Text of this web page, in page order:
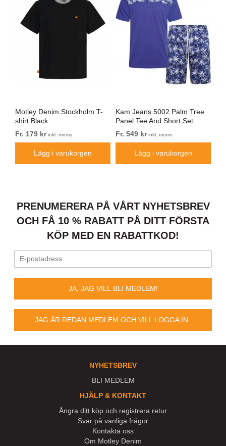
Motley Denim Stockholm T-
shirt Black
Fr. 179 krinkl. moms
Lägg i varukorgen
Kam Jeans 5002 Palm Tree
Panel Tee And Short Set
Electric Blue
Fr. 549 krinkl. moms
Lägg i varukorgen
PRENUMERERA PÅ VÅRT NYHETSBREV
OCH FÅ 10 % RABATT PÅ DITT FÖRSTA
KÖP MED EN RABATTKOD!
JA, JAG VILL BLI MEDLEM!
JAG ÄR REDAN MEDLEM OCH VILL LOGGA IN
NYHETSBREV
BLI MEDLEM
HJÄLP & KONTAKT
Ångra ditt köp och registrera retur
Svar på vanliga frågor
Kontakta oss
Om Motley Denim